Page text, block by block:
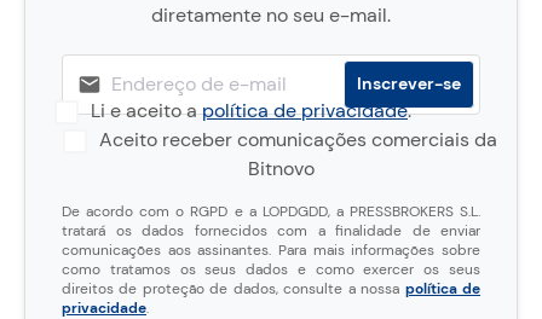
diretamente no seu e-mail.
Li e aceito apolítica de privacidade.
Aceito receber comunicações comerciais da
Bitnovo
De acordo com o RGPD e a LOPDGDD, a PRESSBROKERS S.L.
tratará os dados fornecidos com a finalidade de enviar
comunicações aos assinantes. Para mais informações sobre
como tratamos os seus dados e como exercer os seus
direitos de proteção de dados, consulte a nossa política de
privacidade.